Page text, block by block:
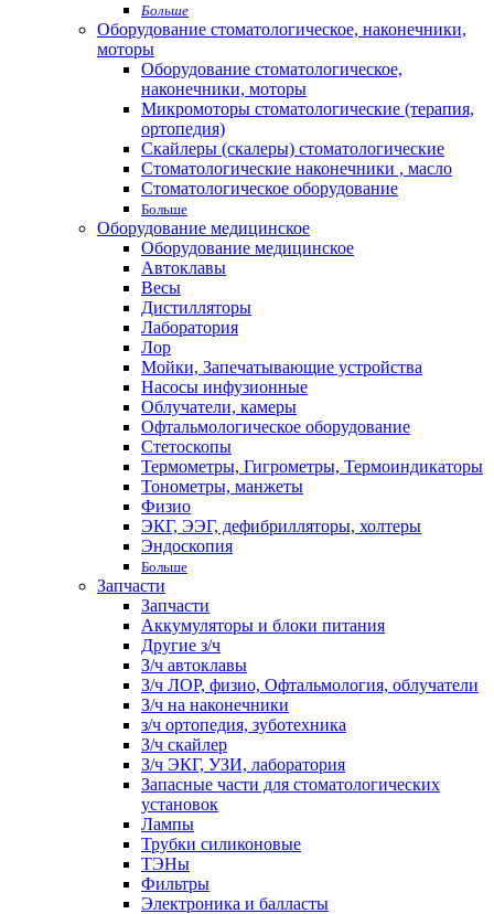
Больше
Оборудование стоматологическое, наконечники,
моторы
Оборудование стоматологическое,
наконечники, моторы
Микромоторы стоматологические (терапия,
ортопедия)
Скайлеры (скалеры) стоматологические
Стоматологические наконечники , масло
Стоматологическое оборудование
Больше
Оборудование медицинское
Оборудование медицинское
Автоклавы
Весы
Дистилляторы
Лаборатория
Лор
Мойки, Запечатывающие устройства
Насосы инфузионные
Облучатели, камеры
Офтальмологическое оборудование
Стетоскопы
Термометры, Гигрометры, Термоиндикаторы
Тонометры, манжеты
Физио
ЭКГ, ЭЭГ, дефибрилляторы, холтеры
Эндоскопия
Больше
Запчасти
Запчасти
Аккумуляторы и блоки питания
Другие з/ч
З/ч автоклавы
З/ч ЛОР, физио, Офтальмология, облучатели
З/ч на наконечники
з/ч ортопедия, зуботехника
З/ч скайлер
З/ч ЭКГ, УЗИ, лаборатория
Запасные части для стоматологических
установок
Лампы
Трубки силиконовые
ТЭНы
Фильтры
Электроника и балласты